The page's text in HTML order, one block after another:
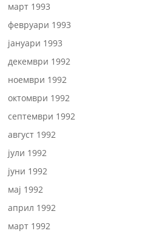
март 1993
февруари 1993
јануари 1993
декември 1992
ноември 1992
октомври 1992
септември 1992
август 1992
јули 1992
јуни 1992
мај 1992
април 1992
март 1992